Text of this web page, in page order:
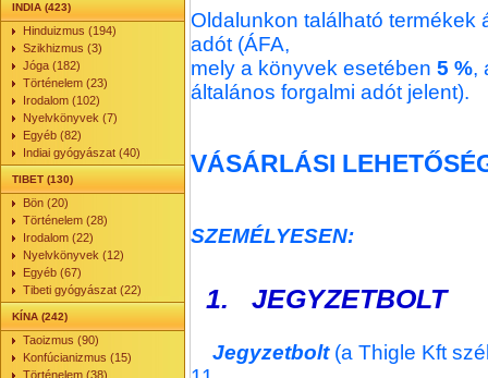
INDIA (423)
Hinduizmus (194)
Szikhizmus (3)
Jóga (182)
Történelem (23)
Irodalom (102)
Nyelvkönyvek (7)
Egyéb (82)
Indiai gyógyászat (40)
TIBET (130)
Bön (20)
Történelem (28)
Irodalom (22)
Nyelvkönyvek (12)
Egyéb (67)
Tibeti gyógyászat (22)
KÍNA (242)
Taoizmus (90)
Konfúcianizmus (15)
Történelem (38)
Oldalunkon található termékek
adót (ÁFA,
mely a könyvek esetében 5 %,
általános forgalmi adót jelent).
VÁSÁRLÁSI
SZEMÉLYESEN:
1. JEGYZETBOLT
Jegyzetbolt (a Thigle Kft